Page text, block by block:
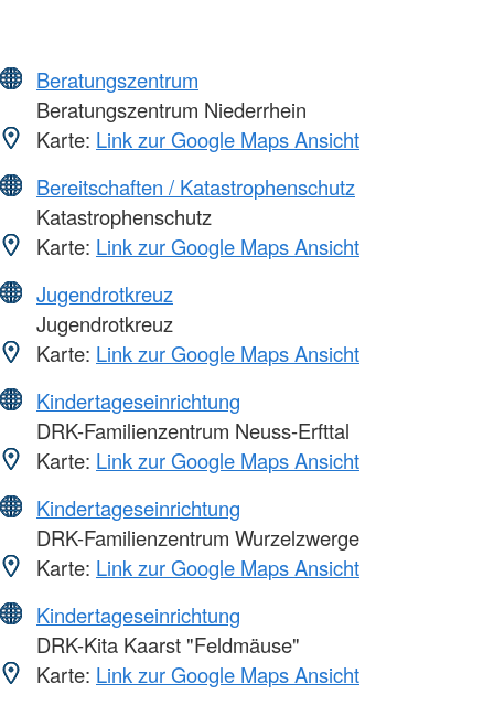
Beratungszentrum
Beratungszentrum Niederrhein
Karte: Link zur Google Maps Ansicht
Bereitschaften / Katastrophenschutz
Katastrophenschutz
Karte: Link zur Google Maps Ansicht
Jugendrotkreuz
Jugendrotkreuz
Karte: Link zur Google Maps Ansicht
Kindertageseinrichtung
DRK-Familienzentrum Neuss-Erfttal
Karte: Link zur Google Maps Ansicht
Kindertageseinrichtung
DRK-Familienzentrum Wurzelzwerge
Karte: Link zur Google Maps Ansicht
Kindertageseinrichtung
DRK-Kita Kaarst "Feldmäuse"
Karte: Link zur Google Maps Ansicht